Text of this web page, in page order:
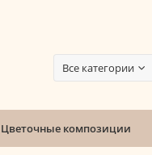
Все категории
Цветочные композиции